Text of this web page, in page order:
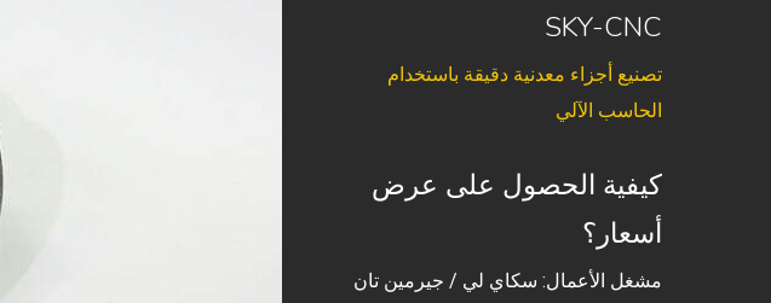
SKY-CNC
تصنيع أجزاء معدنية دقيقة باستخدام
الحاسب الآلي
كيفية الحصول على عرض
أسعار؟
مشغل الأعمال: سكاي لي / جيرمين تان